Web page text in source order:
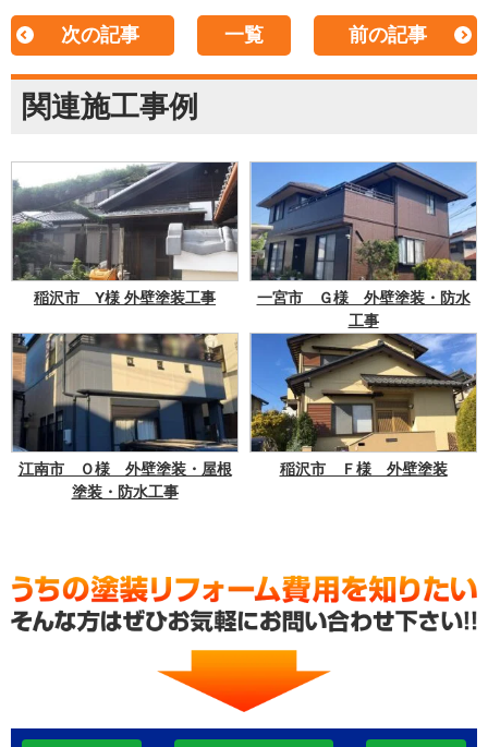
次の記事 一覧 前の記事
関連施工事例
稲沢市 Y様 外壁塗装工事
一宮市 Ｇ様 外壁塗装・防水
工事
江南市 Ｏ様 外壁塗装・屋根
塗装・防水工事
稲沢市 Ｆ様 外壁塗装